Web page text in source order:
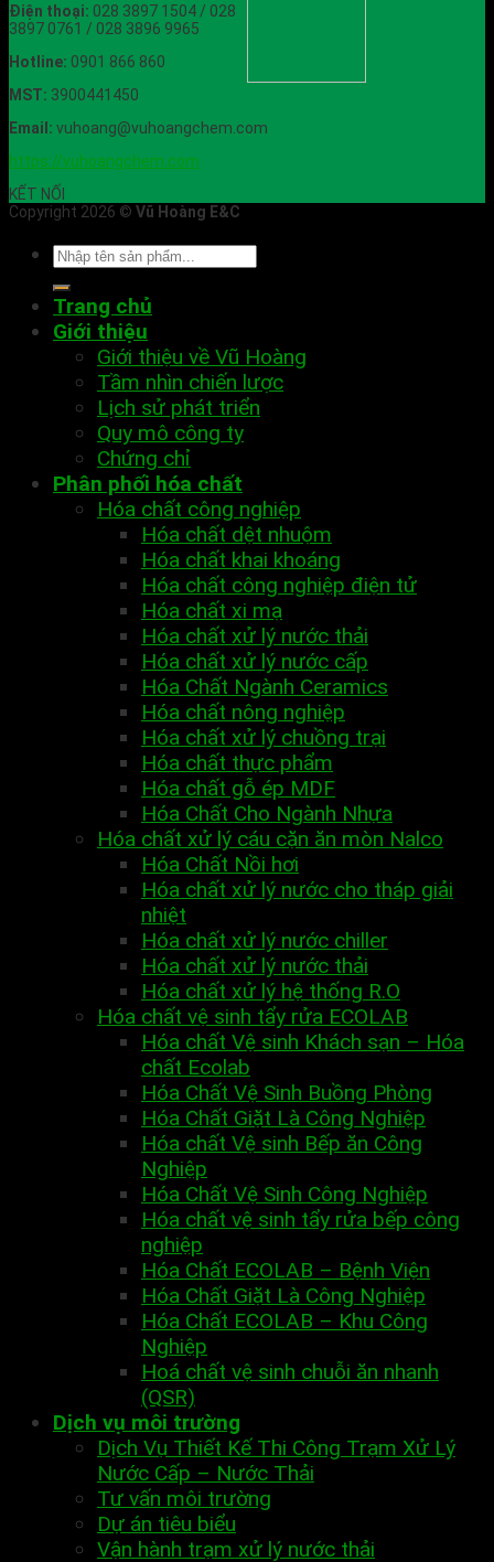
Điện thoại: 028 3897 1504 / 028
3897 0761 / 028 3896 9965
Hotline: 0901 866 860
MST: 3900441450
Email: vuhoang@vuhoangchem.com
https://vuhoangchem.com
KẾT NỐI
Copyright 2026 © Vũ Hoàng E&C
Trang chủ
Giới thiệu
Giới thiệu về Vũ Hoàng
Tầm nhìn chiến lược
Lịch sử phát triển
Quy mô công ty
Chứng chỉ
Phân phối hóa chất
Hóa chất công nghiệp
Hóa chất dệt nhuộm
Hóa chất khai khoáng
Hóa chất công nghiệp điện tử
Hóa chất xi mạ
Hóa chất xử lý nước thải
Hóa chất xử lý nước cấp
Hóa Chất Ngành Ceramics
Hóa chất nông nghiệp
Hóa chất xử lý chuồng trại
Hóa chất thực phẩm
Hóa chất gỗ ép MDF
Hóa Chất Cho Ngành Nhựa
Hóa chất xử lý cáu cặn ăn mòn Nalco
Hóa Chất Nồi hơi
Hóa chất xử lý nước cho tháp giải
nhiệt
Hóa chất xử lý nước chiller
Hóa chất xử lý nước thải
Hóa chất xử lý hệ thống R.O
Hóa chất vệ sinh tẩy rửa ECOLAB
Hóa chất Vệ sinh Khách sạn – Hóa
chất Ecolab
Hóa Chất Vệ Sinh Buồng Phòng
Hóa Chất Giặt Là Công Nghiệp
Hóa chất Vệ sinh Bếp ăn Công
Nghiệp
Hóa Chất Vệ Sinh Công Nghiệp
Hóa chất vệ sinh tẩy rửa bếp công
nghiệp
Hóa Chất ECOLAB – Bệnh Viện
Hóa Chất Giặt Là Công Nghiệp
Hóa Chất ECOLAB – Khu Công
Nghiệp
Hoá chất vệ sinh chuỗi ăn nhanh
(QSR)
Dịch vụ môi trường
Dịch Vụ Thiết Kế Thi Công Trạm Xử Lý
Nước Cấp – Nước Thải
Tư vấn môi trường
Dự án tiêu biểu
Vận hành trạm xử lý nước thải